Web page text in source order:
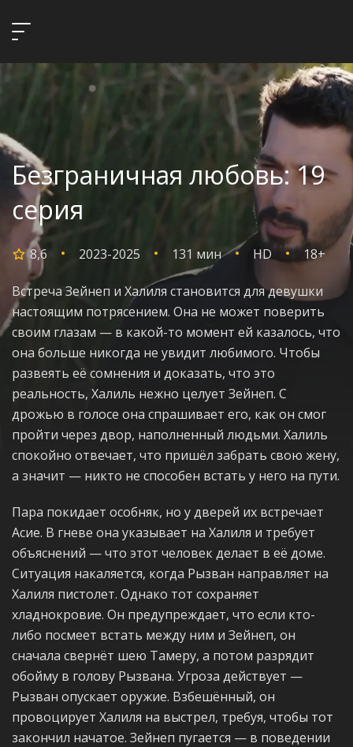
Безграничная любовь: 19
серия
8,6 2023-2025 131 мин HD 18+
Встреча Зейнеп и Халиля становится для девушки
настоящим потрясением. Она не может поверить
своим глазам — в какой-то момент ей казалось, что
она больше никогда не увидит любимого. Чтобы
развеять её сомнения и доказать, что это
реальность, Халиль нежно целует Зейнеп. С
дрожью в голосе она спрашивает его, как он смог
пройти через двор, наполненный людьми. Халиль
спокойно отвечает, что пришёл забрать свою жену,
а значит — никто не способен встать у него на пути.
Пара покидает особняк, но у дверей их встречает
Асие. В гневе она указывает на Халиля и требует
объяснений — что этот человек делает в её доме.
Ситуация накаляется, когда Рызван направляет на
Халиля пистолет. Однако тот сохраняет
хладнокровие. Он предупреждает, что если кто-
либо посмеет встать между ним и Зейнеп, он
сначала свернёт шею Тамеру, а потом разрядит
обойму в голову Рызвана. Угроза действует —
Рызван опускает оружие. Взбешённый, он
провоцирует Халиля на выстрел, требуя, чтобы тот
закончил начатое. Зейнеп пугается — в поведении